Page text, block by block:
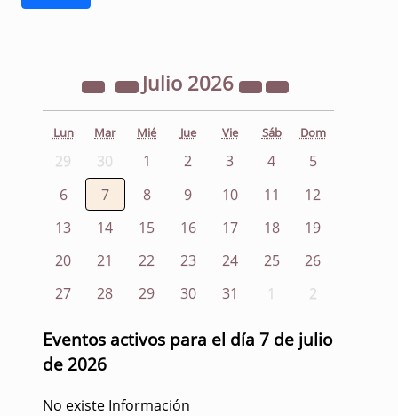
Julio 2026
Lun Mar Mié Jue Vie Sáb Dom
29 30 1 2 3 4
5
6
7 8 9 10 11
12
13
14 15 16 17 18
19
20
21 22 23 24 25
26
27
28 29 30 31 1 2
Eventos activos para el día 7 de julio
de 2026
No existe Información